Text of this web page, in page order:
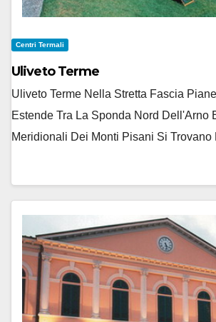
Centri Termali
Uliveto Terme
Uliveto Terme Nella Stretta Fascia
Estende Tra La Sponda Nord Dell'Arno
Meridionali Dei Monti Pisani Si Trovano